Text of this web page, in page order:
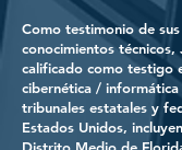
Como testimonio de
conocimientos técnicos,
calificado como testigo
cibernética /
tribunales estatales y
Estados Unidos,